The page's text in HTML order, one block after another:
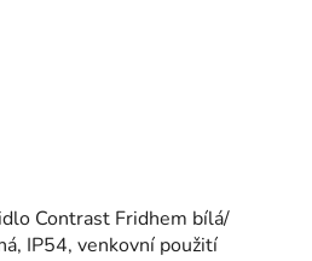
Contrast Fridhem bílá/
IP54, venkovní použití